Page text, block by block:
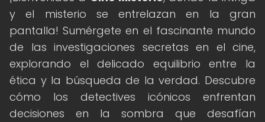
y el misterio se entrelazan en la gran
pantalla! Sumérgete en el fascinante mundo
de las investigaciones secretas en el cine,
explorando el delicado equilibrio entre la
ética y la búsqueda de la verdad. Descubre
cómo los detectives icónicos enfrentan
decisiones en la sombra que desafían